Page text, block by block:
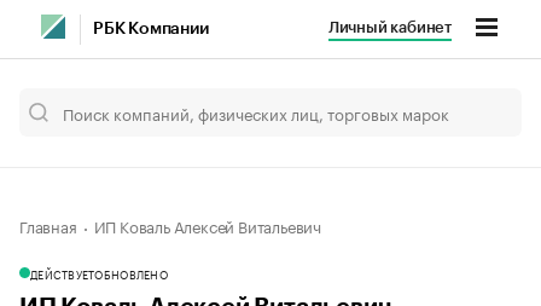
РБК Компании Личный кабинет
Главная ИП Коваль Алексей Витальевич
ДЕЙСТВУЕТОБНОВЛЕНО